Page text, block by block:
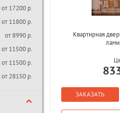
от 17200 р.
от 11800 р.
от 8990 р.
от 11500 р.
от 11500 р.
от 28150 р.
Квартирная
ЗАКАЗАТЬ